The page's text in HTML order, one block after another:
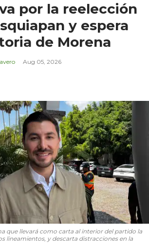
por la reelección
y espera
de Morena
Aug 05, 2026
que llevará como carta al interior del partido la
lineamientos, y descarta distracciones en la